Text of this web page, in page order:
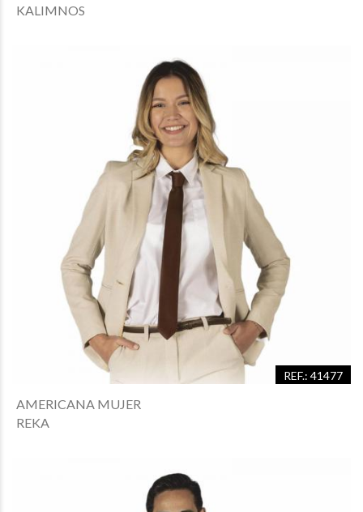
KALIMNOS
REF.: 41477
AMERICANA MUJER
REKA